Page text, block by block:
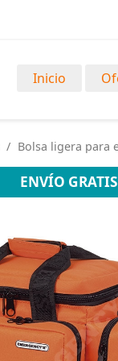
Inicio
Bolsa ligera para
ENVÍO GRATIS